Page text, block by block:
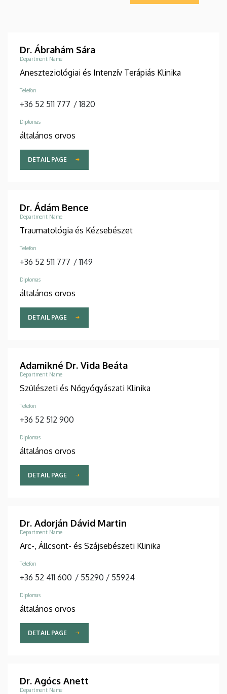
Dr. Ábrahám Sára
Department Name
Aneszteziológiai és Intenzív Terápiás Klinika
Telefon
+36 52 511 777 / 1820
Diplomas
általános orvos
DETAIL PAGE
Dr. Ádám Bence
Department Name
Traumatológia és Kézsebészet
Telefon
+36 52 511 777 / 1149
Diplomas
általános orvos
DETAIL PAGE
Adamikné Dr. Vida Beáta
Department Name
Szülészeti és Nőgyógyászati Klinika
Telefon
+36 52 512 900
Diplomas
általános orvos
DETAIL PAGE
Dr. Adorján Dávid Martin
Department Name
Arc-, Állcsont- és Szájsebészeti Klinika
Telefon
+36 52 411 600 / 55290 / 55924
Diplomas
általános orvos
DETAIL PAGE
Dr. Agócs Anett
Department Name